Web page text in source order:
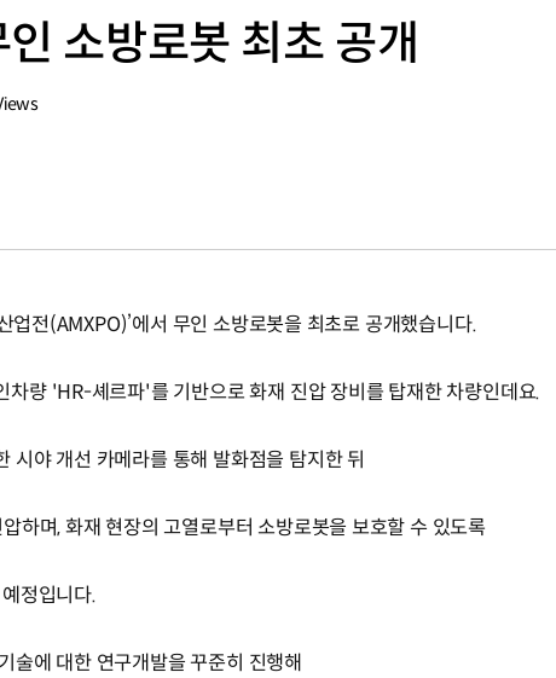
소방로봇 최초 공개
전(AMXPO)’에서 무인 소방로봇을 최초로 공개했습니다.
차량 'HR-셰르파'를 기반으로 화재 진압 장비를 탑재한 차량인데요.
시야 개선 카메라를 통해 발화점을 탐지한 뒤
하며, 화재 현장의 고열로부터 소방로봇을 보호할 수 있도록
정입니다.
술에 대한 연구개발을 꾸준히 진행해